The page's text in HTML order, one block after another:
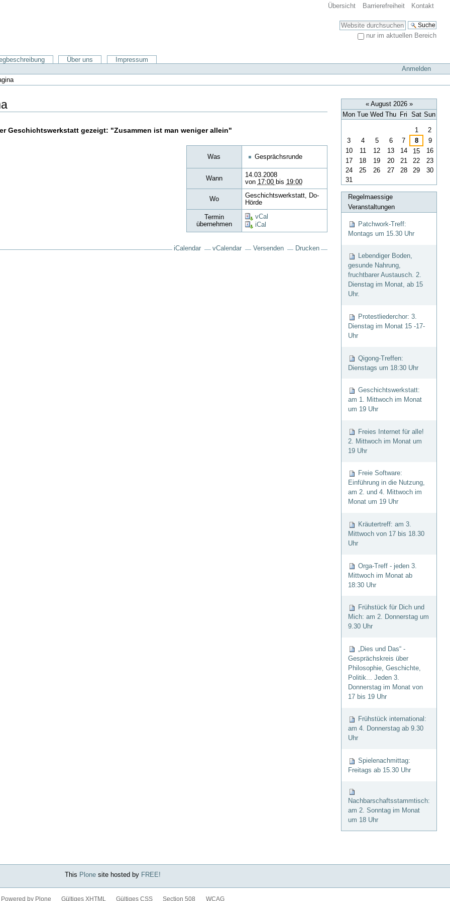
Übersicht Barrierefreiheit Kontakt
Website durchsuchen
nur im aktuellen Bereich
Über uns
Impressum
Anmelden
Geschichtswerkstatt gezeigt: "Zusammen ist man weniger allein"
Was Gesprächsrunde
Wann
14.03.2008
von 17:00 bis 19:00
Wo
Geschichtswerkstatt, Do-
Hörde
Termin
übernehmen
vCal
iCal
iCalendar vCalendar Versenden Drucken
«August 2026 »
Mon Tue Wed Thu Fri Sat Sun
1
2
3
4 5 6 7 8
9
10
11 12 13 14 15
16
17
18 19 20 21 22
23
24
25 26 27 28 29
30
31
Regelmaessige
Veranstaltungen
Patchwork-Treff:
Montags um 15.30 Uhr
Lebendiger Boden,
gesunde Nahrung,
fruchtbarer Austausch. 2.
Dienstag im Monat, ab 15
Uhr.
Protestliederchor: 3.
Dienstag im Monat 15 -17-
Uhr
Qigong-Treffen:
Dienstags um 18:30 Uhr
Geschichtswerkstatt:
am 1. Mittwoch im Monat
um 19 Uhr
Freies Internet für alle!
2. Mittwoch im Monat um
19 Uhr
Freie Software:
Einführung in die Nutzung,
am 2. und 4. Mittwoch im
Monat um 19 Uhr
Kräutertreff: am 3.
Mittwoch von 17 bis 18.30
Uhr
Orga-Treff - jeden 3.
Mittwoch im Monat ab
18:30 Uhr
Frühstück für Dich und
Mich: am 2. Donnerstag um
9.30 Uhr
„Dies und Das“ -
Gesprächskreis über
Philosophie, Geschichte,
Politik... Jeden 3.
Donnerstag im Monat von
17 bis 19 Uhr
Frühstück international:
am 4. Donnerstag ab 9.30
Uhr
Spielenachmittag:
Freitags ab 15.30 Uhr
Nachbarschaftsstammtisch:
am 2. Sonntag im Monat
um 18 Uhr
This Plonesite hosted by FREE!
Powered by Plone Gültiges XHTML Gültiges CSS Section 508 WCAG